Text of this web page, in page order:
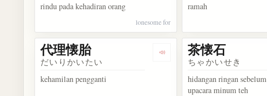
rindu pada kehadiran orang
lonesome for
ramah
Dengarkan kosakata 代理懐胎
代理懐胎
だいりかいたい
kehamilan pengganti
茶懐石
ちゃかいせき
hidangan ringan sebelum
upacara minum teh